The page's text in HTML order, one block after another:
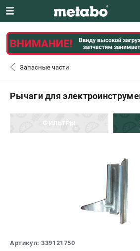
СРАВНЕНИЕ ( 0
ВХОД ИЛИ РЕГИСТРАЦИЯ
0 ₽
Запасные части
Рычаги для
ФИЛЬТРЫ
Артикул: 339121750